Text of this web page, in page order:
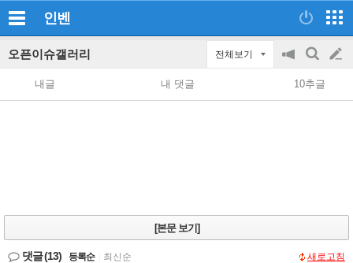
인벤
오픈이슈갤러리 전체보기
공
지
on/off
검
색
글
쓰
내글 내 댓글 10추글
[본문 보기]
댓글(13) 등록순 최신순 새로고침